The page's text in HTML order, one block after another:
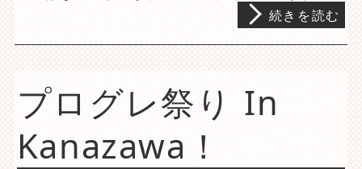
続きを読む
プログレ祭り In
Kanazawa！